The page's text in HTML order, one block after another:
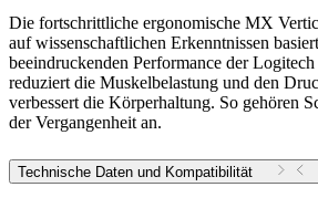
Die fortschrittliche ergonomische MX
auf wissenschaftlichen Erkenntnissen
beeindruckenden Performance der
reduziert die Muskelbelastung und den
verbessert die Körperhaltung. So gehören
der Vergangenheit an.
Technische Daten und Kompatibilität